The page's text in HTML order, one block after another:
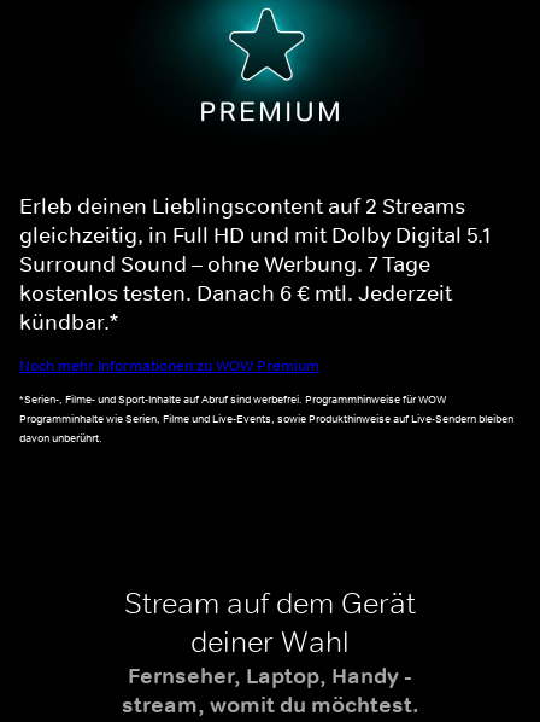
Erleb deinen Lieblingscontent auf 2 Streams
gleichzeitig, in Full HD und mit Dolby Digital 5.1
Surround Sound – ohne Werbung. 7 Tage
kostenlos testen. Danach 6 € mtl. Jederzeit
kündbar.*
Noch mehr Informationen zu WOW Premium
*Serien-, Filme- und Sport-Inhalte auf Abruf sind werbefrei. Programmhinweise für WOW
Programminhalte wie Serien, Filme und Live-Events, sowie Produkthinweise auf Live-Sendern bleiben
davon unberührt.
Stream auf dem Gerät
deiner Wahl
Fernseher, Laptop, Handy -
stream, womit du möchtest.